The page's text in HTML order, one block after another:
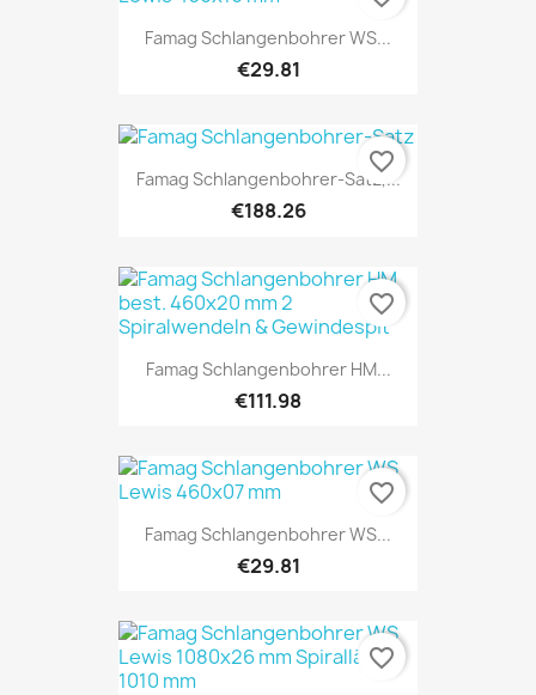
Famag Schlangenbohrer WS...
€29.81
Famag Schlangenbohrer-Satz,...
€188.26
favorite_border
Famag Schlangenbohrer HM...
€111.98
favorite_border
Famag Schlangenbohrer WS...
€29.81
favorite_border
favorite_border